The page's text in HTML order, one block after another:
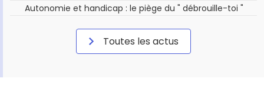
Autonomie et handicap : le piège du " débrouille-toi "
Toutes les actus